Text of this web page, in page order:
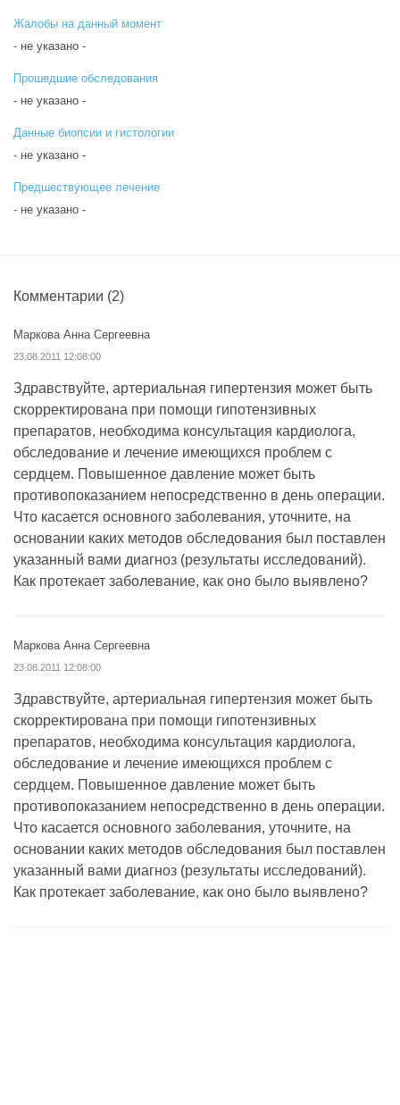
Жалобы на данный момент
- не указано -
Прошедшие обследования
- не указано -
Данные биопсии и гистологии
- не указано -
Предшествующее лечение
- не указано -
Комментарии (2)
Маркова Анна Сергеевна
23.08.2011 12:08:00
Здравствуйте, артериальная гипертензия может быть
скорректирована при помощи гипотензивных
препаратов, необходима консультация кардиолога,
обследование и лечение имеющихся проблем с
сердцем. Повышенное давление может быть
противопоказанием непосредственно в день операции.
Что касается основного заболевания, уточните, на
основании каких методов обследования был поставлен
указанный вами диагноз (результаты исследований).
Как протекает заболевание, как оно было выявлено?
Маркова Анна Сергеевна
23.08.2011 12:08:00
Здравствуйте, артериальная гипертензия может быть
скорректирована при помощи гипотензивных
препаратов, необходима консультация кардиолога,
обследование и лечение имеющихся проблем с
сердцем. Повышенное давление может быть
противопоказанием непосредственно в день операции.
Что касается основного заболевания, уточните, на
основании каких методов обследования был поставлен
указанный вами диагноз (результаты исследований).
Как протекает заболевание, как оно было выявлено?